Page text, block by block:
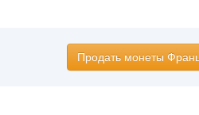
Продать монеты